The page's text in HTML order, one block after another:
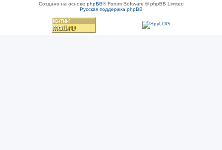
Создано на основе phpBB® Forum Software © phpBB Limited
Русская поддержка phpBB